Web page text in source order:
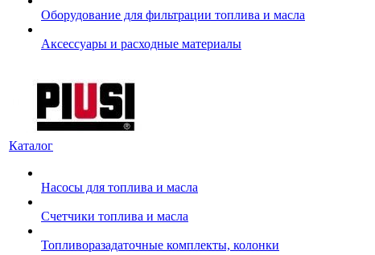
Оборудование для фильтрации топлива и масла
Аксессуары и расходные материалы
Каталог
Насосы для топлива и масла
Счетчики топлива и масла
Топливоразадаточные комплекты, колонки